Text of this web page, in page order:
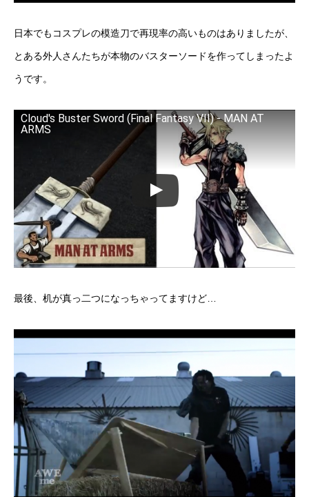
日本でもコスプレの模造刀で再現率の高いものはありましたが、
とある外人さんたちが本物のバスターソードを作ってしまったよ
うです。
Cloud's Buster Sword (Final Fantasy VII) - MAN AT
ARMS
最後、机が真っ二つになっちゃってますけど…